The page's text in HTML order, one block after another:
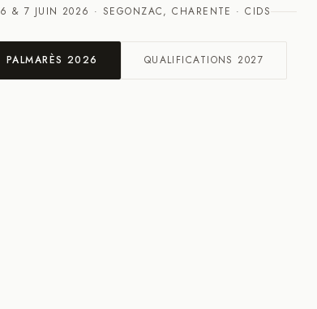
6 & 7 JUIN 2026 · SEGONZAC, CHARENTE · CIDS
PALMARÈS 2026 QUALIFICATIONS 2027